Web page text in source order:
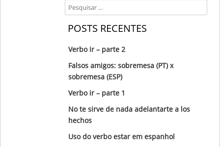
Search
POSTS RECENTES
Verbo ir – parte 2
Falsos amigos: sobremesa (PT) x
sobremesa (ESP)
Verbo ir – parte 1
No te sirve de nada adelantarte a los
hechos
Uso do verbo estar em espanhol